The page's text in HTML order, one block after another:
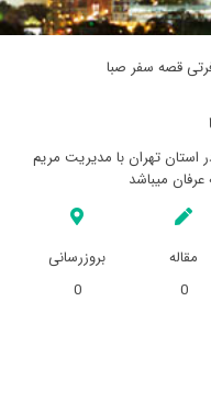
قصه سفر صبا
استان تهران با مدیریت مریم
میباشد
مقاله
0
بروزرسانی
0